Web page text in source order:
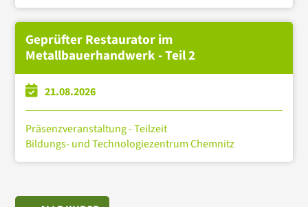
Geprüfter Restaurator im
Metallbauerhandwerk - Teil 2
21.08.2026
Präsenzveranstaltung - Teilzeit
Bildungs- und Technologiezentrum Chemnitz